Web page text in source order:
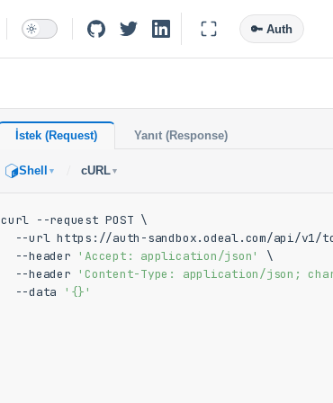
🔑 Auth
İstek (Request) Yanıt (Response)
Shell ▼ cURL ▼
curl --request POST \
--url https://auth-sandbox.odeal.com/api/v1/
  --header
'Accept: application/json'
\
  --header
'Content-Type: application/json;
  --data
'{}'